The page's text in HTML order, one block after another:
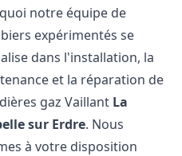
notre équipe de
expérimentés se
dans l'installation, la
et la réparation de
gaz Vaillant La
sur Erdre. Nous
à votre disposition